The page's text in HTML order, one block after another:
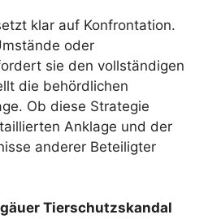
klar auf Konfrontation.
oder
sie den vollständigen
die behördlichen
Ob diese Strategie
Anklage und der
anderer Beteiligter
Tierschutzskandal